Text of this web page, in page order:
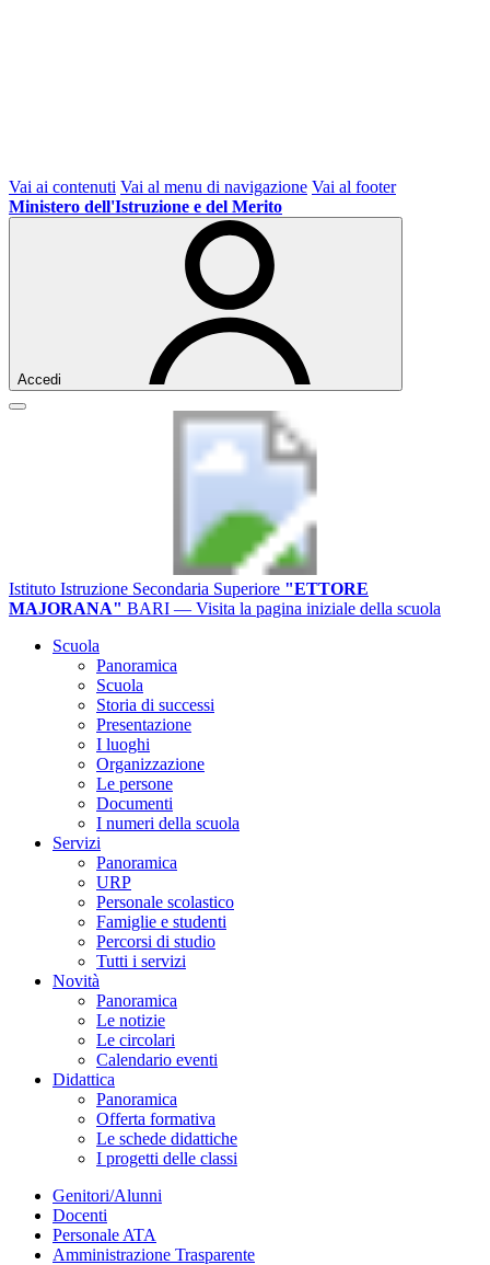
Vai ai contenuti Vai al menu di navigazione Vai al footer
Ministero dell'Istruzione e del Merito
Accedi
Istituto Istruzione Secondaria Superiore "ETTORE
MAJORANA" BARI — Visita la pagina iniziale della scuola
Scuola
Panoramica
Scuola
Storia di successi
Presentazione
I luoghi
Organizzazione
Le persone
Documenti
I numeri della scuola
Servizi
Panoramica
URP
Personale scolastico
Famiglie e studenti
Percorsi di studio
Tutti i servizi
Novità
Panoramica
Le notizie
Le circolari
Calendario eventi
Didattica
Panoramica
Offerta formativa
Le schede didattiche
I progetti delle classi
Genitori/Alunni
Docenti
Personale ATA
Amministrazione Trasparente